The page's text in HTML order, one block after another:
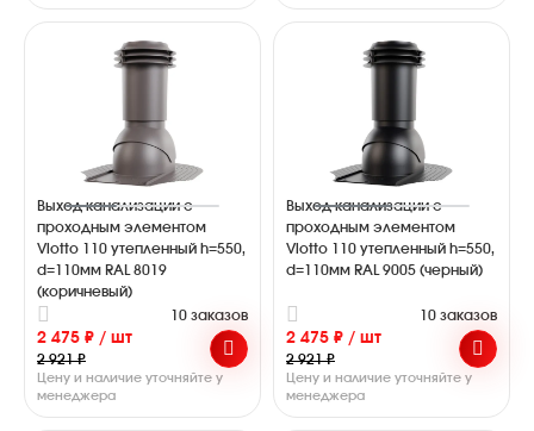
Выход канализации с
проходным элементом
Viotto 110 утепленный h=550,
d=110мм RAL 8019
(коричневый)
10 заказов
2 475 ₽ / шт
2 921 ₽
Цену и наличие уточняйте у
менеджера
Выход канализации с
проходным элементом
Viotto 110 утепленный h=550,
d=110мм RAL 9005 (черный)
10 заказов
2 475 ₽ / шт
2 921 ₽
Цену и наличие уточняйте у
менеджера